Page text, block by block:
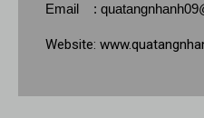
Email :
Website: